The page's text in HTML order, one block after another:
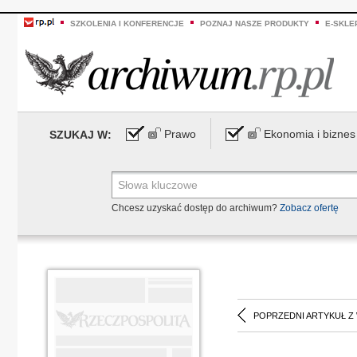
SZKOLENIA I KONFERENCJE POZNAJ NASZE PRODUKTY E-
SZUKAJ W: Prawo Ekonomia i biznes
Chcesz uzyskać dostęp do archiwum? Zobacz ofertę
POPRZEDNI ARTYKUŁ Z